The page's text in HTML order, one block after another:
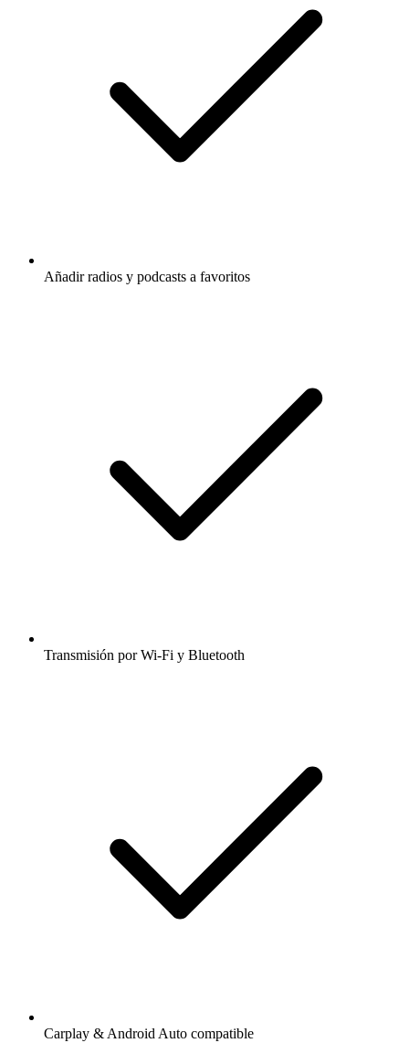
Añadir radios y podcasts a favoritos
Transmisión por Wi-Fi y Bluetooth
Carplay & Android Auto compatible